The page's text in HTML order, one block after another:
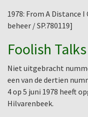
1978: From A Distance
beheer / SP.780119]
Foolish Talks
Niet uitgebracht
een van de dertien
4 op 5 juni 1978 heeft
Hilvarenbeek.